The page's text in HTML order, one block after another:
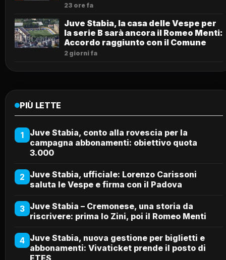
23 ore fa
Juve Stabia, la casa delle Vespe per
la serie B sarà ancora il Romeo Menti:
Accordo raggiunto con il Comune
2 giorni fa
PIÙ LETTE
1
Juve Stabia, conto alla rovescia per la
campagna abbonamenti: obiettivo quota
3.000
2 Juve Stabia, ufficiale: Lorenzo Carissoni
saluta le Vespe e firma con il Padova
3 Juve Stabia – Cremonese, una storia da
riscrivere: prima lo Zini, poi il Romeo Menti
4 Juve Stabia, nuova gestione per biglietti e
abbonamenti: Vivaticket prende il posto di
ETES